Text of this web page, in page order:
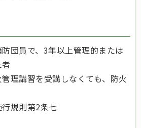
団員で、3年以上管理的または
理講習を受講しなくても、防火
規則第2条七